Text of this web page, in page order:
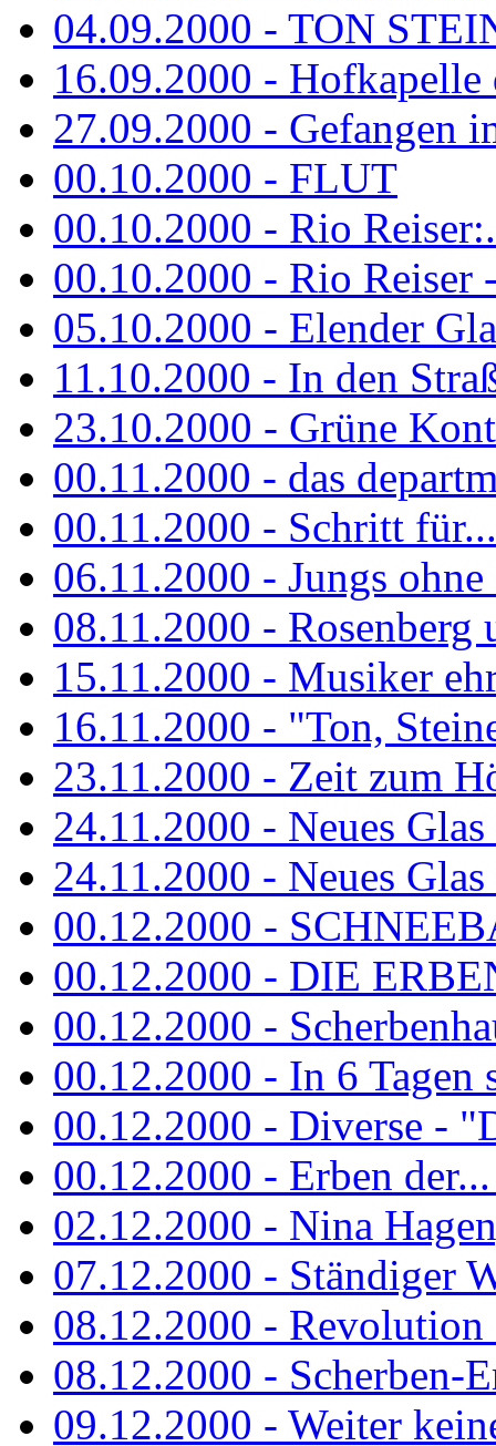
04.09.2000 - TON
16.09.2000 - Hofkapelle
27.09.2000 - Gefangen
00.10.2000 - FLUT
00.10.2000 - Rio
00.10.2000 - Rio Reiser
05.10.2000 - Elender
11.10.2000 - In den
23.10.2000 - Grüne
00.11.2000 - das
00.11.2000 - Schritt
06.11.2000 - Jungs
08.11.2000 - Rosenberg
15.11.2000 - Musiker
16.11.2000 - "Ton,
23.11.2000 - Zeit zum
24.11.2000 - Neues
24.11.2000 - Neues Glas
00.12.2000 -
00.12.2000 - DIE
00.12.2000 -
00.12.2000 - In 6 Tagen
00.12.2000 - Diverse -
00.12.2000 - Erben
02.12.2000 - Nina
07.12.2000 - Ständiger
08.12.2000 - Revolution
08.12.2000 - Scherben-
09.12.2000 - Weiter